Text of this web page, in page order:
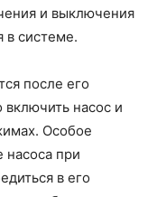
и выключения
в системе.
после его
насос и
Особое
насоса при
в его